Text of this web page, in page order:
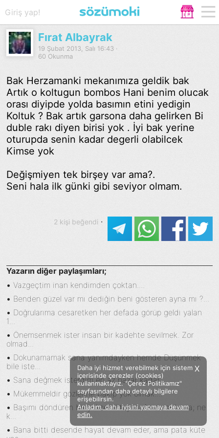
Facebook Twitter Instagram
Sözümoki © 2020 - V.8
Giriş yap!
Fırat Albayrak
19 Şubat 2013, Salı 16:43 ·
60 Okunma
Bak Herzamanki mekanımıza geldik bak
Artık o koltugun bombos Hani benim olucak
orası diyipde yolda basımın etini yedigin
Koltuk ? Bak artık garsona daha gelirken Bi
duble rakı diyen birisi yok . İyi bak yerine
oturupda senin kadar degerli olabilcek
Kimse yok
Değişmiyen tek birşey var ama?.
Seni hala ilk günki gibi seviyor olmam.
2 kişi beğendi ·
Yazarın diğer paylaşımları;
•Vazgeçtim inan kendimden çoktan....
• Benden güzel var mı dediğin beni gösteren ayna mı ?...
• Doğrularıma cesaretken her defada görüp geldi yalan
1...
• Önemsenmek ister insan bir kadehte sevilmek. Zor
olmad...
• Dokunamamak sana yanımdayken hemde Düşünmek
bile iste...
• Sana değmek isterdim en az nazar kadar....
• Mükemmeldir gözlerine bakıp yok olmak....
• Başımı döndüren bir yükseklikteyim. Ama sor bana; ne
k...
• Bana bitti desende hayat devam eder, ama pata küte
X
Daha iyi hizmet verebilmek için sistem
içerisinde çerezler (cookies)
kullanmaktayız. "Çerez Politikamız"
sayfasından daha detaylı bilgilere
erişebilirsin.
Anladım, daha iyisini yapmaya devam
edin.